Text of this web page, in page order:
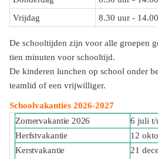
Vrijdag
8.30 uur -
De schooltijden zijn voor alle groepen
tien minuten voor schooltijd.
De kinderen lunchen op school onder
teamlid of een vrijwilliger.
Schoolvakanties 2026-2027
Zomervakantie 2026 6 juli t/
Herfstvakantie
12
Kerstvakantie
21